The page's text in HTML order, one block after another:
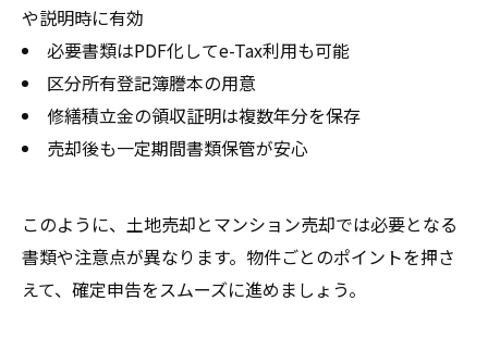
や説明時に有効
必要書類はPDF化してe-Tax利用も可能
区分所有登記簿謄本の用意
修繕積立金の領収証明は複数年分を保存
売却後も一定期間書類保管が安心
このように、土地売却とマンション売却では必要となる
書類や注意点が異なります。物件ごとのポイントを押さ
えて、確定申告をスムーズに進めましょう。